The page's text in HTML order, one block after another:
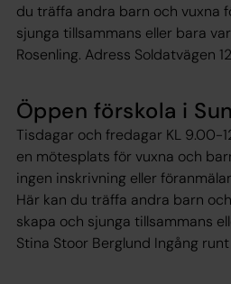
du träffa andra barn och vuxna
sjunga tillsammans eller bara
Rosenling. Adress Soldatvägen
Öppen förskola i
Tisdagar och fredagar KL 9.00-
en mötesplats för vuxna och
ingen inskrivning eller
Här kan du träffa andra barn
skapa och sjunga tillsammans
Stina Stoor Berglund Ingång